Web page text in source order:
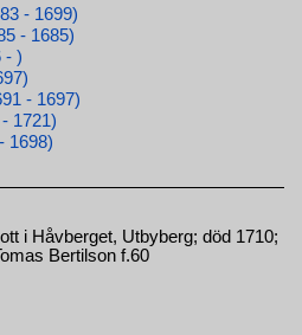
- 1699)
- 1685)
- )
- 1697)
1721)
1698)
i Håvberget, Utbyberg; död 1710;
Bertilson f.60